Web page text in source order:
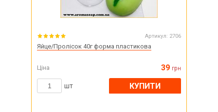
Артикул: 2706
Яйце/Пролісок 40г форма пластикова
Ціна 39 грн
шт КУПИТИ